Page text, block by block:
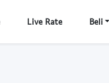
Live Rate Beli